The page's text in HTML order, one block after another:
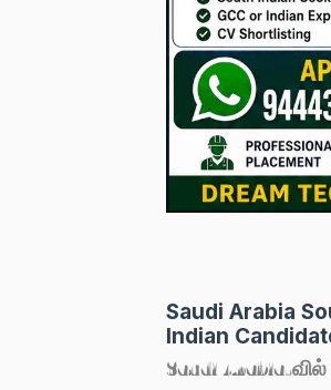
Saudi Arabia
Indian
Saudi Arabia-